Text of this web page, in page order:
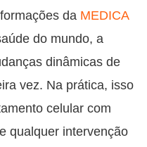
da MEDICA
do mundo, a
dinâmicas de
vez. Na prática, isso
celular com
qualquer intervenção